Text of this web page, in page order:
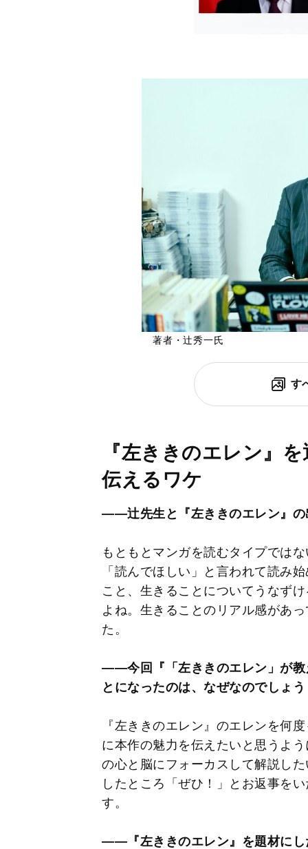
著者・辻秀一氏
す
『左ききのエレン』
伝えるワケ
――辻先生と『左ききのエレン』の
もともとマンガを読むタイプでは
「読んでほしい」と言われて読み
こと、生きることについてうなず
よね。生きることのリアル感があ
た。
――今回『「左ききのエレン」が教
とになったのは、なぜなのでしょう
『左ききのエレン』のエレンを何
に本作の魅力を伝えたいと思うよ
の心と脳にフォーカスして解説し
したところ「ぜひ！」とお返事を
す。
――『左ききのエレン』を題材にし